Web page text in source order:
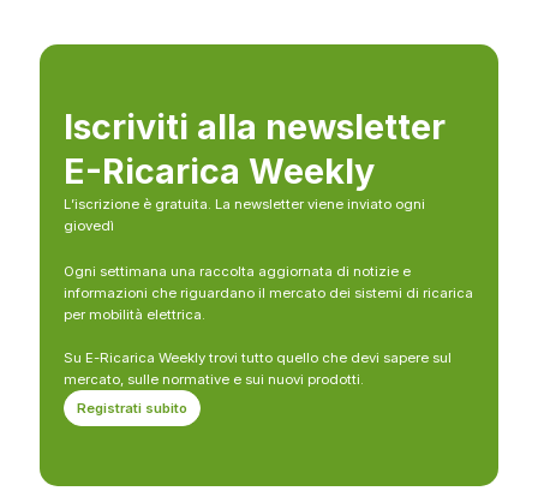
Iscriviti alla newsletter
E-Ricarica Weekly
L’iscrizione è gratuita. La newsletter viene inviato ogni
giovedì
Ogni settimana una raccolta aggiornata di notizie e
informazioni che riguardano il mercato dei sistemi di ricarica
per mobilità elettrica.
Su E-Ricarica Weekly trovi tutto quello che devi sapere sul
mercato, sulle normative e sui nuovi prodotti.
Registrati subito